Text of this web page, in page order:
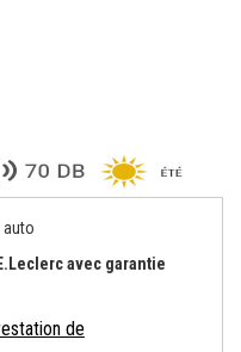
auto
avec garantie
de